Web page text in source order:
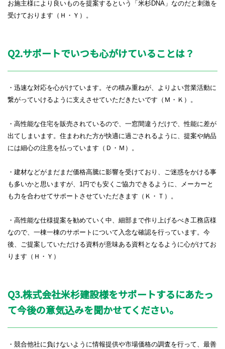
お施主様により良いものを提案するという「米杉DNA 」なのだと刺激を
受けております（Ｈ・Ｙ）。
Q2.サポートでいつも心がけていることは？
・迅速な対応を心がけています。その積み重ねが、よりよい営業活動に
繋がっていけるように支えさせていただきたいです（Ｍ・Ｋ）。
・高性能な住宅を販売されているので、一窓間違うだけで、性能に差が
出てしまいます。住まわれた方が快適に過ごされるように、提案や納品
には細心の注意を払っています（Ｄ・Ｍ）。
・建材などがまだまだ価格高騰に影響を受けており、ご迷惑をかける事
も多いかと思いますが、 1円でも安くご協力できるように、メーカーと
も力を合わせてサポートさせていただきます（Ｋ・Ｔ）。
・高性能な仕様提案を勧めていく中、細部まで作り上げるべき工務店様
なので、一棟一棟のサポートについて入念な確認を行っています。今
後、ご提案していただける資料が意味ある資料となるように心がけてお
ります（Ｈ・Ｙ）
Q3.株式会社米杉建設様をサポートするにあたっ
て今後の意気込みを聞かせてください。
・競合他社に負けないように情報提供や市場価格の調査を行って、最善